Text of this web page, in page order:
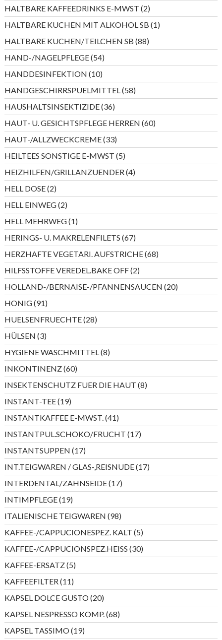
Produkte
HALTBARE KAFFEEDRINKS E-MWST 22
Produkte
HALTBARE KUCHEN MIT ALKOHOL SB 11
Produkt
HALTBARE KUCHEN/TEILCHEN SB 8888
Produkte
HAND-/NAGELPFLEGE 5454
Produkte
HANDDESINFEKTION 1010
Produkte
HANDGESCHIRRSPUELMITTEL 5858
Produkte
HAUSHALTSINSEKTIZIDE 3636
Produkte
HAUT- U. GESICHTSPFLEGE HERREN 6060
Produkte
HAUT-/ALLZWECKCREME 3333
Produkte
HEILTEES SONSTIGE E-MWST 55
Produkte
HEIZHILFEN/GRILLANZUENDER 44
Produkte
HELL DOSE 22
Produkte
HELL EINWEG 22
Produkte
HELL MEHRWEG 11
Produkt
HERINGS- U. MAKRELENFILETS 6767
Produkte
HERZHAFTE VEGETARI. AUFSTRICHE 6868
Produkte
HILFSSTOFFE VEREDEL.BAKE OFF 22
Produkte
HOLLAND-/BERNAISE-/PFANNENSAUCEN 2020
Produkte
HONIG 9191
Produkte
HUELSENFRUECHTE 2828
Produkte
HÜLSEN 33
Produkte
HYGIENE WASCHMITTEL 88
Produkte
INKONTINENZ 6060
Produkte
INSEKTENSCHUTZ FUER DIE HAUT 88
Produkte
INSTANT-TEE 1919
Produkte
INSTANTKAFFEE E-MWST. 4141
Produkte
INSTANTPUL.SCHOKO/FRUCHT 1717
Produkte
INSTANTSUPPEN 1717
Produkte
INT.TEIGWAREN / GLAS-,REISNUDE 1717
Produkte
INTERDENTAL/ZAHNSEIDE 1717
Produkte
INTIMPFLEGE 1919
Produkte
ITALIENISCHE TEIGWAREN 9898
Produkte
KAFFEE-/CAPPUCIONESPEZ. KALT 55
Produkte
KAFFEE-/CAPPUCIONSPEZ.HEISS 3030
Produkte
KAFFEE-ERSATZ 55
Produkte
KAFFEEFILTER 1111
Produkte
KAPSEL DOLCE GUSTO 2020
Produkte
KAPSEL NESPRESSO KOMP. 6868
Produkte
KAPSEL TASSIMO 1919